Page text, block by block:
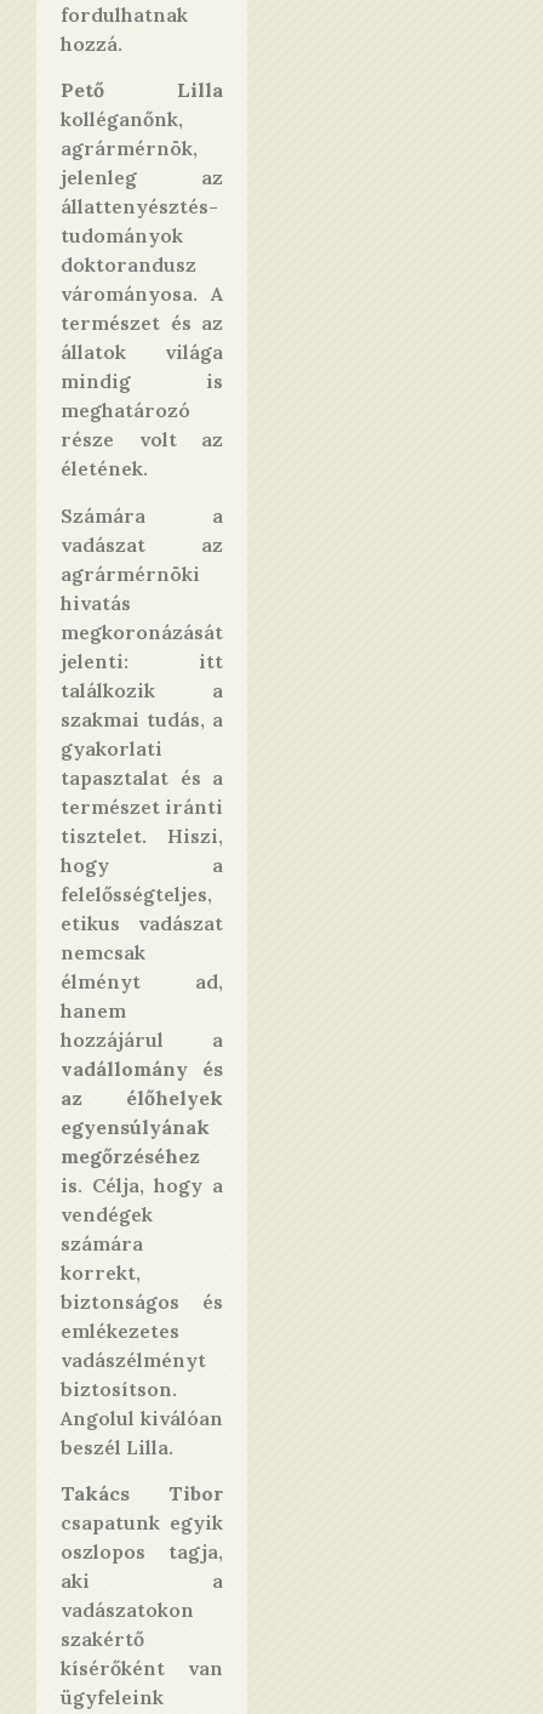
fordulhatnak
hozzá.
Pető Lilla
kolléganőnk,
agrármérnök,
jelenleg az
állattenyésztés-
tudományok
doktorandusz
várományosa. A
természet és az
állatok világa
mindig is
meghatározó
része volt az
életének.
Számára a
vadászat az
agrármérnöki
hivatás
megkoronázását
jelenti: itt
találkozik a
szakmai tudás, a
gyakorlati
tapasztalat és a
természet iránti
tisztelet. Hiszi,
hogy a
felelősségteljes,
etikus vadászat
nemcsak
élményt ad,
hanem
hozzájárul a
vadállomány és
az élőhelyek
egyensúlyának
megőrzéséhez
is. Célja, hogy a
vendégek
számára
korrekt,
biztonságos és
emlékezetes
vadászélményt
biztosítson.
Angolul kiválóan
beszél Lilla.
Takács Tibor
csapatunk egyik
oszlopos tagja,
aki a
vadászatokon
szakértő
kísérőként van
ügyfeleink